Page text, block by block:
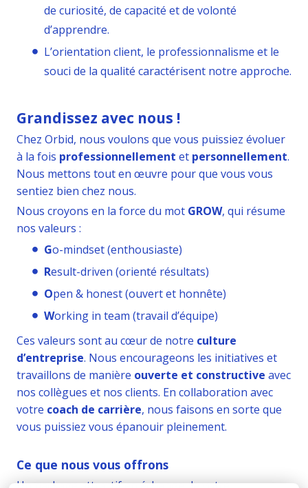
de curiosité, de capacité et de volonté
d’apprendre.
L’orientation client, le professionnalisme et le
souci de la qualité caractérisent notre approche.
Grandissez avec nous !
Chez Orbid, nous voulons que vous puissiez évoluer
à la fois professionnellement et personnellement.
Nous mettons tout en œuvre pour que vous vous
sentiez bien chez nous.
Nous croyons en la force du mot GROW, qui résume
nos valeurs :
Go-mindset (enthousiaste)
Result-driven (orienté résultats)
Open & honest (ouvert et honnête)
Working in team (travail d’équipe)
Ces valeurs sont au cœur de notre culture
d’entreprise. Nous encourageons les initiatives et
travaillons de manière ouverte et constructive avec
nos collègues et nos clients. En collaboration avec
votre coach de carrière, nous faisons en sorte que
vous puissiez vous épanouir pleinement.
Ce que nous vous offrons